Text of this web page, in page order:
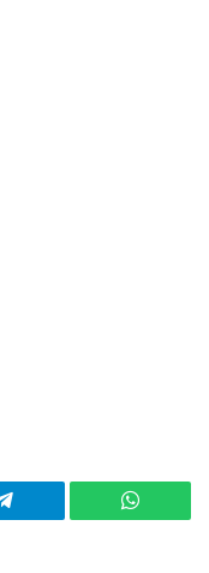
Telegram